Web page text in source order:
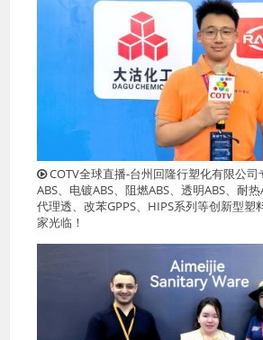
COTV全球直播-台州回隆行塑化有限公司
ABS、电镀ABS、阻燃ABS、透明ABS、耐
代理透、改苯GPPS、HIPS系列等创新型塑
家光临！